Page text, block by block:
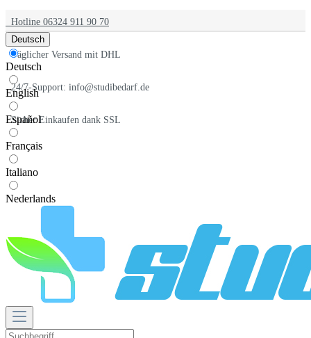
Hotline 06324 911 90 70
Täglicher Versand mit DHL
24/7-Support: info@studibedarf.de
Sicher Einkaufen dank SSL
Deutsch
Deutsch
English
Español
Français
Italiano
Nederlands